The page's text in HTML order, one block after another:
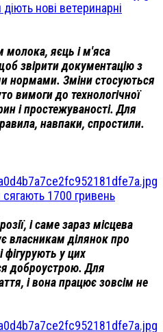
нові ветеринарні
молока, яєць і м'яса
звірити документацію з
нормами. Зміни стосуються
вимоги до технологічної
і простежуваності. Для
навпаки, спростили.
1700 гривень
і саме зараз місцева
власникам ділянок про
фігурують у цих
доброустрою. Для
і вона працює зовсім не